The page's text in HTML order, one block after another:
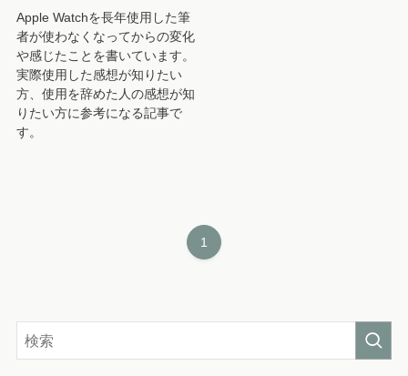
Apple Watchを長年使用した筆
者が使わなくなってからの変化
や感じたことを書いています。
実際使用した感想が知りたい
方、使用を辞めた人の感想が知
りたい方に参考になる記事で
す。
1